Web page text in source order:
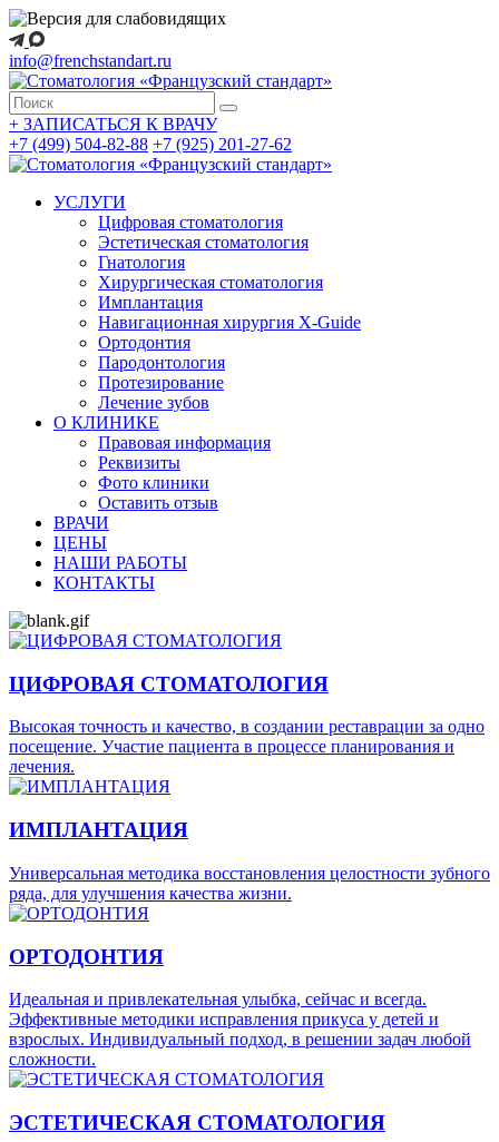
info@frenchstandart.ru
+ ЗАПИСАТЬСЯ К ВРАЧУ
+7 (499) 504-82-88 +7 (925) 201-27-62
УСЛУГИ
Цифровая стоматология
Эстетическая стоматология
Гнатология
Хирургическая стоматология
Имплантация
Навигационная хирургия X-Guide
Ортодонтия
Пародонтология
Протезирование
Лечение зубов
О КЛИНИКЕ
Правовая информация
Реквизиты
Фото клиники
Оставить отзыв
ВРАЧИ
ЦЕНЫ
НАШИ РАБОТЫ
КОНТАКТЫ
ЦИФРОВАЯ СТОМАТОЛОГИЯ
Высокая точность и качество, в создании реставрации за одно
посещение. Участие пациента в процессе планирования и
лечения.
ИМПЛАНТАЦИЯ
Универсальная методика восстановления целостности зубного
ряда, для улучшения качества жизни.
ОРТОДОНТИЯ
Идеальная и привлекательная улыбка, сейчас и всегда.
Эффективные методики исправления прикуса у детей и
взрослых. Индивидуальный подход, в решении задач любой
сложности.
ЭСТЕТИЧЕСКАЯ СТОМАТОЛОГИЯ